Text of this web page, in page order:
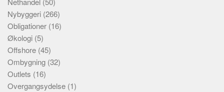
Nybyggeri (266)
Obligationer (16)
Økologi (5)
Offshore (45)
Ombygning (32)
Outlets (16)
Overgangsydelse (1)